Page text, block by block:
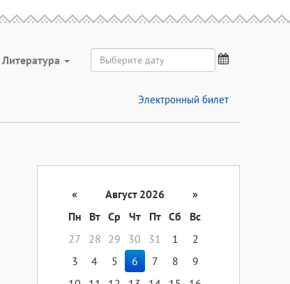
Литература
Электронный билет
« Август 2026
»
Пн
Вт Ср Чт Пт Сб
Вс
27
28 29 30 31 1
2
3
4 5 6 7 8
9